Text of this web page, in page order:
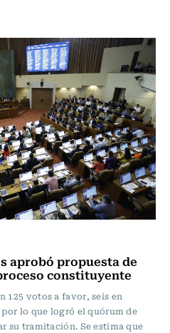
aprobó propuesta de
constituyente
125 votos a favor, seis en
lo que logró el quórum de
su tramitación. Se estima que